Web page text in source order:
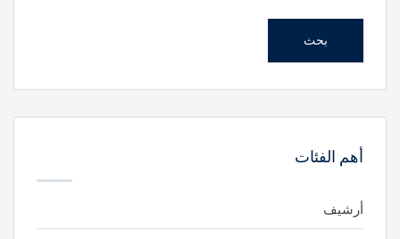
بحث
أهم الفئات
أرشيف